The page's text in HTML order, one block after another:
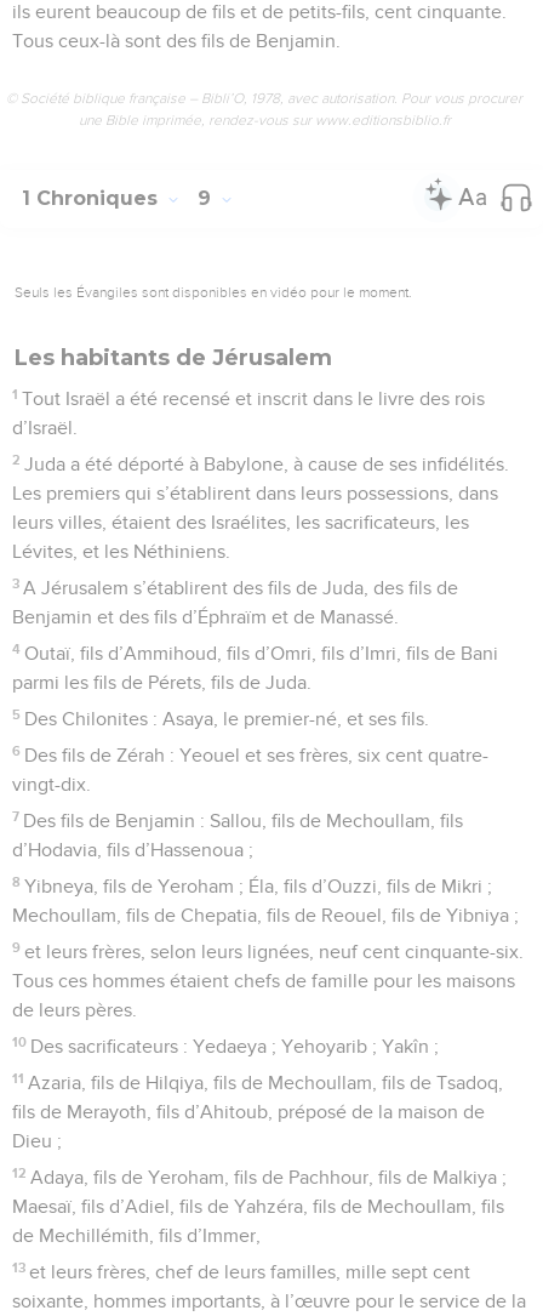
ils eurent beaucoup de fils et de petits-fils, cent cinquante.
Tous ceux-là sont des fils de Benjamin.
© Société biblique française – Bibli’O, 1978, avec autorisation. Pour vous procurer
une Bible imprimée, rendez-vous sur www.editionsbiblio.fr
1 Chroniques 9
Seuls les Évangiles sont disponibles en vidéo pour le moment.
Les habitants de Jérusalem
1 Tout Israël a été recensé et inscrit dans le livre des rois
d’Israël.
2 Juda a été déporté à Babylone, à cause de ses infidélités.
Les premiers qui s’établirent dans leurs possessions, dans
leurs villes, étaient des Israélites, les sacrificateurs, les
Lévites, et les Néthiniens.
3 A Jérusalem s’établirent des fils de Juda, des fils de
Benjamin et des fils d’Éphraïm et de Manassé.
4 Outaï, fils d’Ammihoud, fils d’Omri, fils d’Imri, fils de Bani
parmi les fils de Pérets, fils de Juda.
5 Des Chilonites : Asaya, le premier-né, et ses fils.
6 Des fils de Zérah : Yeouel et ses frères, six cent quatre-
vingt-dix.
7 Des fils de Benjamin : Sallou, fils de Mechoullam, fils
d’Hodavia, fils d’Hassenoua ;
8 Yibneya, fils de Yeroham ; Éla, fils d’Ouzzi, fils de Mikri ;
Mechoullam, fils de Chepatia, fils de Reouel, fils de Yibniya ;
9 et leurs frères, selon leurs lignées, neuf cent cinquante-six.
Tous ces hommes étaient chefs de famille pour les maisons
de leurs pères.
10 Des sacrificateurs : Yedaeya ; Yehoyarib ; Yakîn ;
11 Azaria, fils de Hilqiya, fils de Mechoullam, fils de Tsadoq,
fils de Merayoth, fils d’Ahitoub, préposé de la maison de
Dieu ;
12 Adaya, fils de Yeroham, fils de Pachhour, fils de Malkiya ;
Maesaï, fils d’Adiel, fils de Yahzéra, fils de Mechoullam, fils
de Mechillémith, fils d’Immer,
13 et leurs frères, chef de leurs familles, mille sept cent
soixante, hommes importants, à l’œuvre pour le service de la